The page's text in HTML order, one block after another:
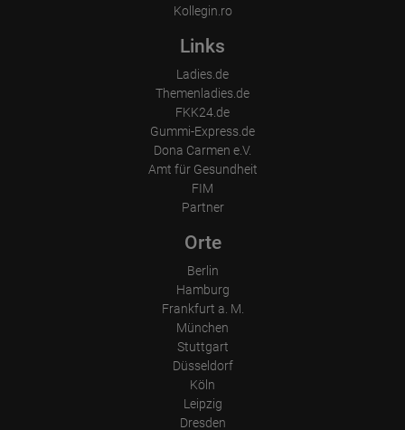
Kollegin.ro
Links
Ladies.de
Themenladies.de
FKK24.de
Gummi-Express.de
Dona Carmen e.V.
Amt für Gesundheit
FIM
Partner
Orte
Berlin
Hamburg
Frankfurt a. M.
München
Stuttgart
Düsseldorf
Köln
Leipzig
Dresden